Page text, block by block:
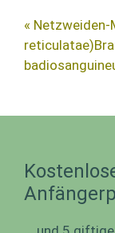
«
reticulatae)